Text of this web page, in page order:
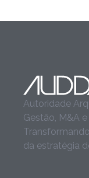
Autoridade
Gestão, M&A
da estratégia